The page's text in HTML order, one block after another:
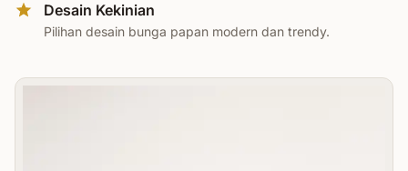
Desain Kekinian
Pilihan desain bunga papan modern dan trendy.